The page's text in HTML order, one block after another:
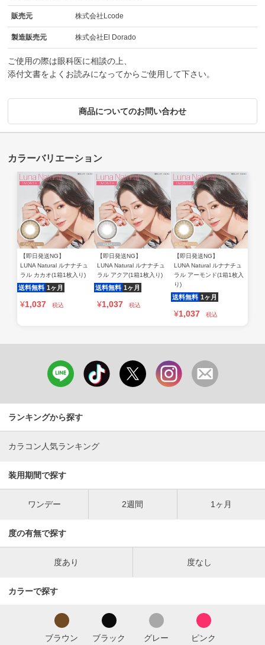
販売元 株式会社Lcode
製造販売元 株式会社El Dorado
ご使用の際は眼科医に相談の上、
添付文書をよくお読みになってからご使用して下さい。
商品についてのお問い合わせ
【即日発送NG】
LUNA Natural ルナナチュ
ラル カカオ(1箱1枚入り)
送料無料 1ヶ月
¥1,037 税込
【即日発送NG】
LUNA Natural ルナナチュ
ラル アクア(1箱1枚入り)
送料無料 1ヶ月
¥1,037 税込
【即日発送NG】
LUNA Natural ルナナチュ
ラル アーモンド(1箱1枚入
り)
送料無料 1ヶ月
¥1,037 税込
ランキングから探す
カラコン人気ランキング
装用期間で探す
ワンデー 2週間 1ヶ月
度の有無で探す
度あり 度なし
カラーで探す
ブラウン ブラック グレー ピンク